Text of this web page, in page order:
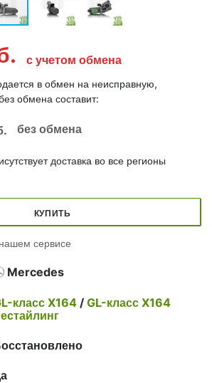
с учетом обмена
в обмен на неисправную,
обмена составит:
без обмена
доставка во все регионы
КУПИТЬ
сервисе
Mercedes
класс X164/ GL-класс X164